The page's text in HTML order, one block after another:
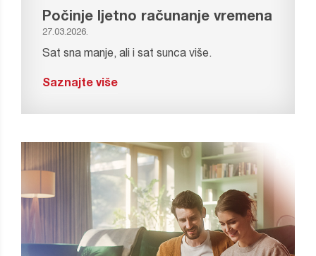
Počinje ljetno računanje vremena
27.03.2026.
Sat sna manje, ali i sat sunca više.
Saznajte više